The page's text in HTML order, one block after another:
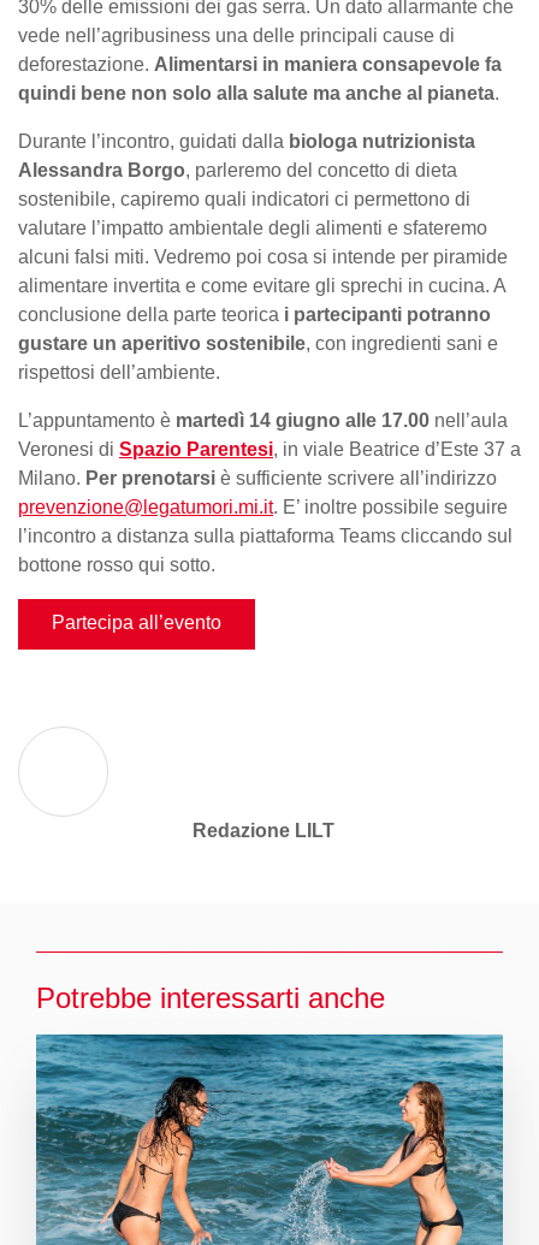
30% delle emissioni dei gas serra. Un dato allarmante che
vede nell’agribusiness una delle principali cause di
deforestazione. Alimentarsi in maniera consapevole fa
quindi bene non solo alla salute ma anche al pianeta.
Durante l’incontro, guidati dalla biologa nutrizionista
Alessandra Borgo, parleremo del concetto di dieta
sostenibile, capiremo quali indicatori ci permettono di
valutare l’impatto ambientale degli alimenti e sfateremo
alcuni falsi miti. Vedremo poi cosa si intende per piramide
alimentare invertita e come evitare gli sprechi in cucina. A
conclusione della parte teorica i partecipanti potranno
gustare un aperitivo sostenibile, con ingredienti sani e
rispettosi dell’ambiente.
L’appuntamento è martedì 14 giugno alle 17.00 nell’aula
Veronesi di Spazio Parentesi, in viale Beatrice d’Este 37 a
Milano. Per prenotarsi è sufficiente scrivere all’indirizzo
prevenzione@legatumori.mi.it. E’ inoltre possibile seguire
l’incontro a distanza sulla piattaforma Teams cliccando sul
bottone rosso qui sotto.
Partecipa all’evento
Redazione LILT
Potrebbe interessarti anche